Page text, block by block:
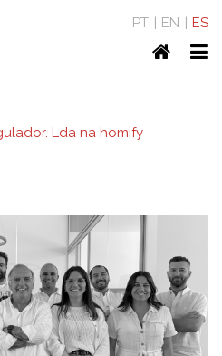
PT EN ES
Home